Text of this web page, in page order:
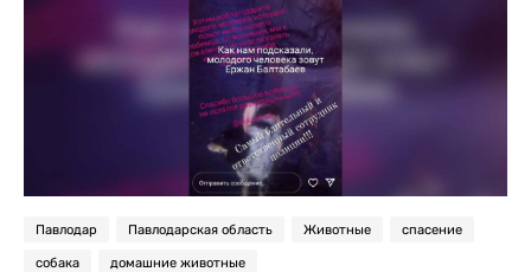
Павлодар Павлодарская область Животные спасение
собака домашние животные